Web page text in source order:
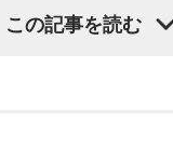
この記事を読む